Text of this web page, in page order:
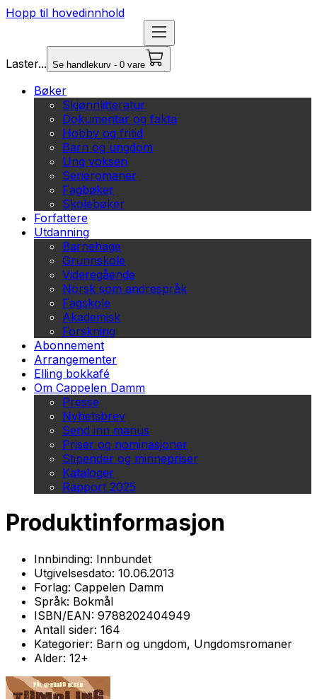
Hopp til hovedinnhold
Laster... Se handlekurv - 0 vare
Bøker
Skjønnlitteratur
Dokumentar og fakta
Hobby og fritid
Barn og ungdom
Ung voksen
Serieromaner
Fagbøker
Skolebøker
Forfattere
Utdanning
Barnehage
Grunnskole
Videregående
Norsk som andrespråk
Fagskole
Akademisk
Forskning
Abonnement
Arrangementer
Elling bokkafé
Om Cappelen Damm
Presse
Nyhetsbrev
Send inn manus
Priser og nominasjoner
Stipender og minnepriser
Kataloger
Rapport 2025
Produktinformasjon
Innbinding: Innbundet
Utgivelsesdato: 10.06.2013
Forlag: Cappelen Damm
Språk: Bokmål
ISBN/EAN: 9788202404949
Antall sider: 164
Kategorier: Barn og ungdom, Ungdomsromaner
Alder: 12+